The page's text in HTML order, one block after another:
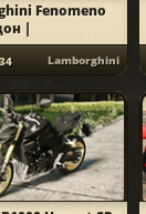
Fenomeno
|
Lamborghini